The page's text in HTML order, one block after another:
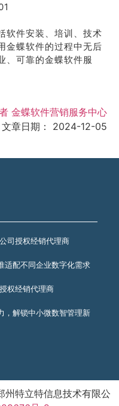
软件安装、培训、技术
金蝶软件的过程中无后
、可靠的金蝶软件服
金蝶软件营销服务中心
文章日期：
2024-12-05
司授权经销代理商
适配不同企业数字化需求
权经销代理商
，解锁中小微数智管理新
特立特信息技术有限公